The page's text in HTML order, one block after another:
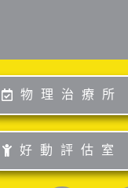
物理治療所
好動評估室